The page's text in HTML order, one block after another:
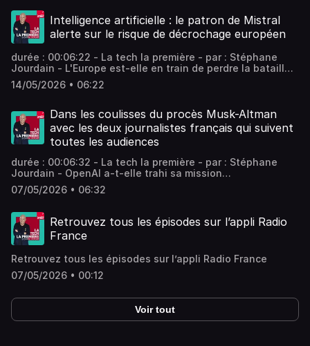
semaines d'audience et de déballages en public, qui a
vraiment gagné ? Vous aimez ce podcast ? Pour écouter
tous les épisodes sans limite, rendez-vous sur Radio
Intelligence artificielle : le patron de Mistral
alerte sur le risque de décrochage européen
durée : 00:06:22 - La tech la première - par : Stéphane
Jourdain - L'Europe est-elle en train de perdre la bataille
de l'intelligence artificielle ? Devant les députés, Arthur
Mensch affirme que le marché européen est trop
avec les géants américains. Vous aimez ce podcast ? Pour
écouter tous les épisodes sans limite, rendez-vous sur
Radio France
14/05/2026 • 06:22
Dans les coulisses du procès Musk-Altman
avec les deux journalistes français qui suivent
toutes les audiences
durée : 00:06:32 - La tech la première - par : Stéphane
Jourdain - OpenAI a-t-elle trahi sa mission
philanthropique originelle ? C'est ce que reproche Elon
Musk à Sam Altman devant un tribunal d'Oakland. À la mi-
journalistes français qui suivent chaque audience : Élise
Viniacourt (Libé) et Benjamin Legendre (AFP). Vous aimez
ce podcast ? Pour écouter tous les épisodes sans limite,
07/05/2026 • 06:32
Retrouvez tous les épisodes sur l’appli Radio
France
Retrouvez tous les épisodes sur l’appli Radio France
07/05/2026 • 00:12
Voir tout